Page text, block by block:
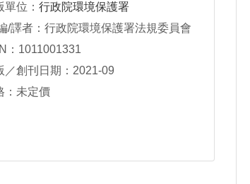
單位： 行政院環境保護署
/譯者：行政院環境保護署法規委員會
：1011001331
／創刊日期：2021-09
：未定價